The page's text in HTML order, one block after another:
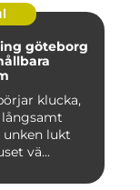
göteborg
klucka,
unken lukt
vä...